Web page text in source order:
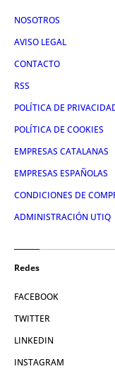
NOSOTROS
AVISO LEGAL
CONTACTO
RSS
POLÍTICA DE
POLÍTICA DE COOKIES
EMPRESAS CATALANAS
EMPRESAS ESPAÑOLAS
CONDICIONES DE
ADMINISTRACIÓN UTIQ
Redes
FACEBOOK
TWITTER
LINKEDIN
INSTAGRAM